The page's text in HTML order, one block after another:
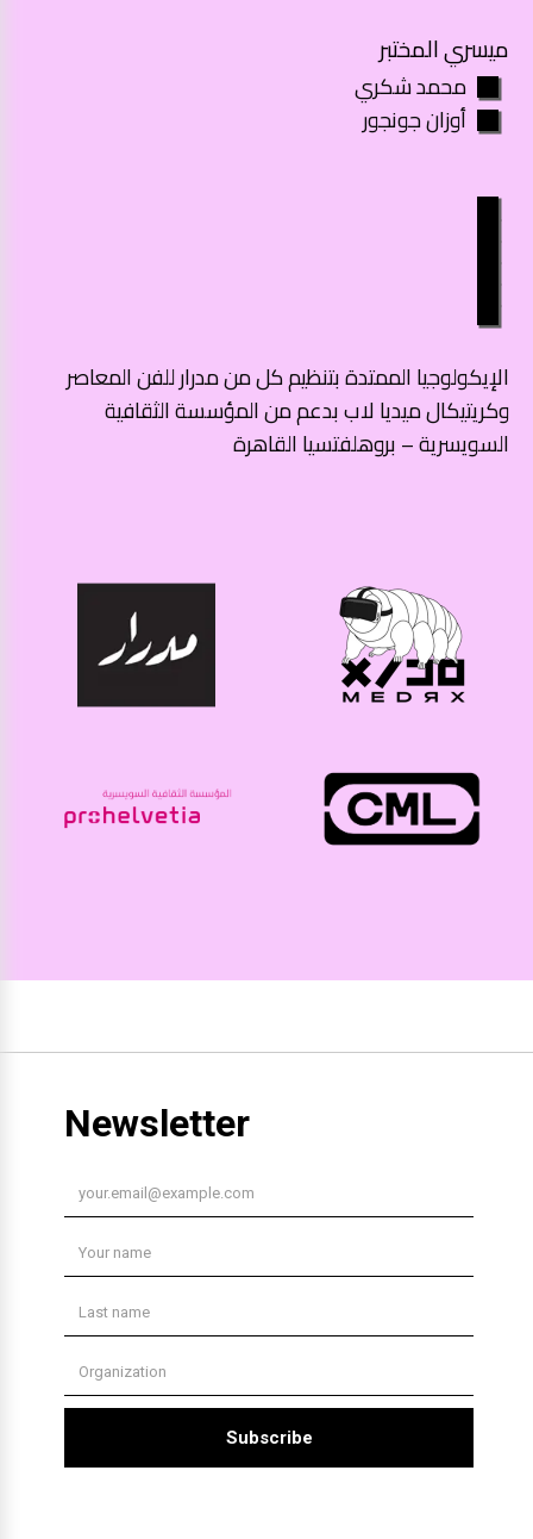
ميسري المختبر
محمد شكري
أوزان جونجور
الإيكولوجيا الممتدة بتنظيم كل من مدرار للفن المعاصر
وكريتيكال ميديا لاب بدعم من المؤسسة الثقافية
السويسرية – بروهلفتسيا القاهرة